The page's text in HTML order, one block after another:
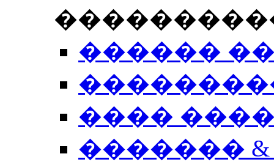
������
����
�������